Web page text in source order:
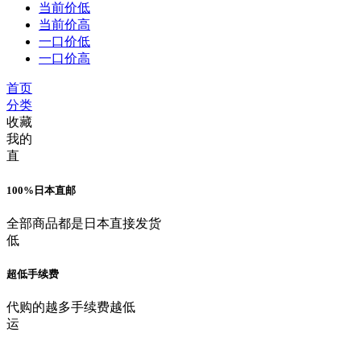
当前价低
当前价高
一口价低
一口价高
首页
分类
收藏
我的
直
100%日本直邮
全部商品都是日本直接发货
低
超低手续费
代购的越多手续费越低
运